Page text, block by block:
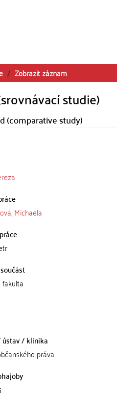
Zobrazit záznam
studie)
(comparative study)
Michaela
/ klinika
práva